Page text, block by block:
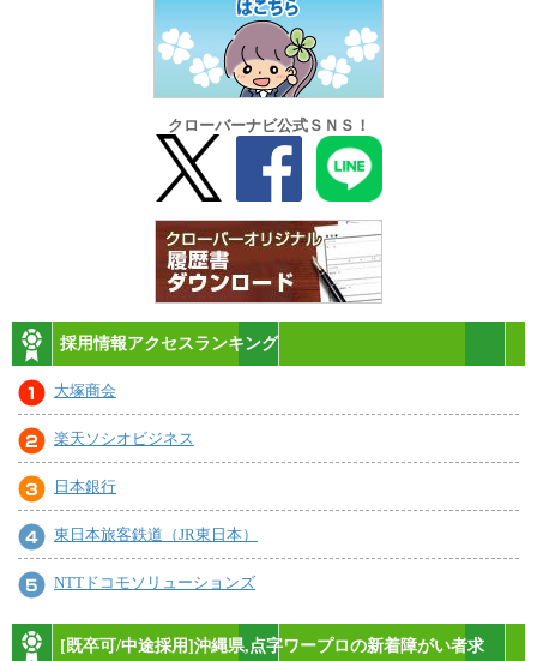
クローバーナビ公式ＳＮＳ！
採用情報アクセスランキング
大塚商会
楽天ソシオビジネス
日本銀行
東日本旅客鉄道（JR東日本）
NTTドコモソリューションズ
[既卒可/中途採用]沖縄県,点字ワープロの新着障がい者求